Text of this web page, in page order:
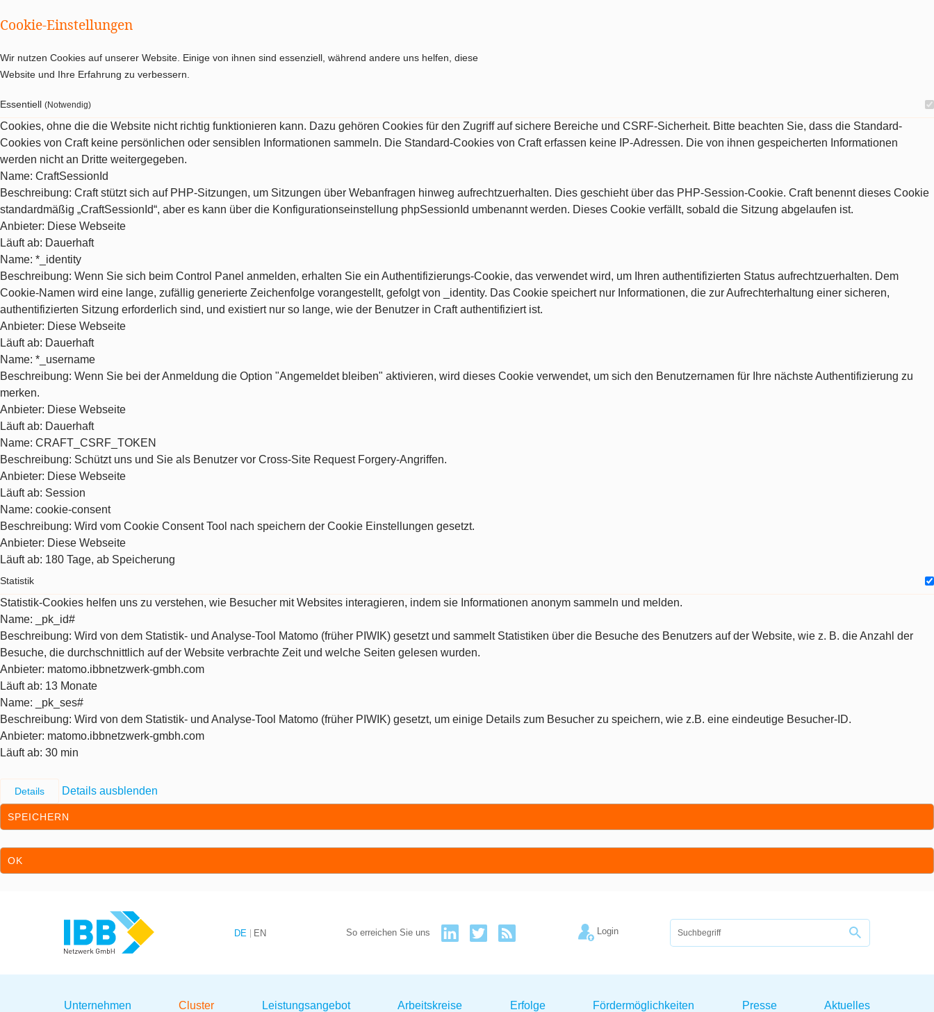
Cookie-Einstellungen
Wir nutzen Cookies auf unserer Website. Einige von ihnen sind essenziell, während andere uns helfen, diese
Website und Ihre Erfahrung zu verbessern.
Essentiell (Notwendig)
Cookies, ohne die die Website nicht richtig funktionieren kann. Dazu gehören Cookies für den Zugriff auf sichere Bereiche und CSRF-Sicherheit. Bitte beachten Sie, dass die Standard-
Cookies von Craft keine persönlichen oder sensiblen Informationen sammeln. Die Standard-Cookies von Craft erfassen keine IP-Adressen. Die von ihnen gespeicherten Informationen
werden nicht an Dritte weitergegeben.
Name: CraftSessionId
Beschreibung: Craft stützt sich auf PHP-Sitzungen, um Sitzungen über Webanfragen hinweg aufrechtzuerhalten. Dies geschieht über das PHP-Session-Cookie. Craft benennt dieses Cookie
standardmäßig „CraftSessionId“, aber es kann über die Konfigurationseinstellung phpSessionId umbenannt werden. Dieses Cookie verfällt, sobald die Sitzung abgelaufen ist.
Anbieter: Diese Webseite
Läuft ab: Dauerhaft
Name: *_identity
Beschreibung: Wenn Sie sich beim Control Panel anmelden, erhalten Sie ein Authentifizierungs-Cookie, das verwendet wird, um Ihren authentifizierten Status aufrechtzuerhalten. Dem
Cookie-Namen wird eine lange, zufällig generierte Zeichenfolge vorangestellt, gefolgt von _identity. Das Cookie speichert nur Informationen, die zur Aufrechterhaltung einer sicheren,
authentifizierten Sitzung erforderlich sind, und existiert nur so lange, wie der Benutzer in Craft authentifiziert ist.
Anbieter: Diese Webseite
Läuft ab: Dauerhaft
Name: *_username
Beschreibung: Wenn Sie bei der Anmeldung die Option "Angemeldet bleiben" aktivieren, wird dieses Cookie verwendet, um sich den Benutzernamen für Ihre nächste Authentifizierung zu
merken.
Anbieter: Diese Webseite
Läuft ab: Dauerhaft
Name: CRAFT_CSRF_TOKEN
Beschreibung: Schützt uns und Sie als Benutzer vor Cross-Site Request Forgery-Angriffen.
Anbieter: Diese Webseite
Läuft ab: Session
Name: cookie-consent
Beschreibung: Wird vom Cookie Consent Tool nach speichern der Cookie Einstellungen gesetzt.
Anbieter: Diese Webseite
Läuft ab: 180 Tage, ab Speicherung
Statistik
Statistik-Cookies helfen uns zu verstehen, wie Besucher mit Websites interagieren, indem sie Informationen anonym sammeln und melden.
Name: _pk_id#
Beschreibung: Wird von dem Statistik- und Analyse-Tool Matomo (früher PIWIK) gesetzt und sammelt Statistiken über die Besuche des Benutzers auf der Website, wie z. B. die Anzahl der
Besuche, die durchschnittlich auf der Website verbrachte Zeit und welche Seiten gelesen wurden.
Anbieter: matomo.ibbnetzwerk-gmbh.com
Läuft ab: 13 Monate
Name: _pk_ses#
Beschreibung: Wird von dem Statistik- und Analyse-Tool Matomo (früher PIWIK) gesetzt, um einige Details zum Besucher zu speichern, wie z.B. eine eindeutige Besucher-ID.
Anbieter: matomo.ibbnetzwerk-gmbh.com
Läuft ab: 30 min
Details Details ausblenden
SPEICHERN
OK
DE EN So erreichen Sie uns Login
Unternehmen Cluster Leistungsangebot Arbeitskreise Erfolge Fördermöglichkeiten Presse Aktuelles